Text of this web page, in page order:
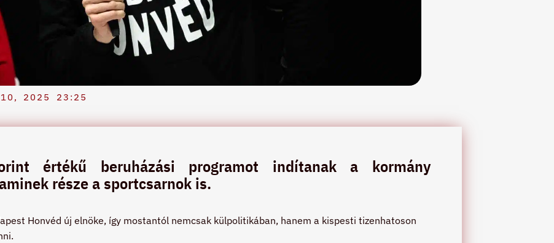
10, 2025 23:25
értékű beruházási programot indítanak a kormány
része a sportcsarnok is.
Honvéd új elnöke, így mostantól nemcsak külpolitikában, hanem a kispesti tizenhatoson